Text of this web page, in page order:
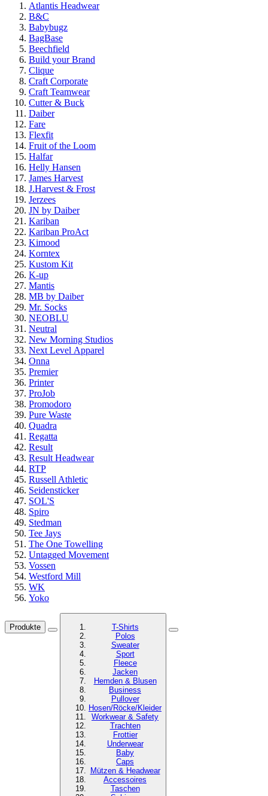
Atlantis Headwear
B&C
Babybugz
BagBase
Beechfield
Build your Brand
Clique
Craft Corporate
Craft Teamwear
Cutter & Buck
Daiber
Fare
Flexfit
Fruit of the Loom
Halfar
Helly Hansen
James Harvest
J.Harvest & Frost
Jerzees
JN by Daiber
Kariban
Kariban ProAct
Kimood
Korntex
Kustom Kit
K-up
Mantis
MB by Daiber
Mr. Socks
NEOBLU
Neutral
New Morning Studios
Next Level Apparel
Onna
Premier
Printer
ProJob
Promodoro
Pure Waste
Quadra
Regatta
Result
Result Headwear
RTP
Russell Athletic
Seidensticker
SOL'S
Spiro
Stedman
Tee Jays
The One Towelling
Untagged Movement
Vossen
Westford Mill
WK
Yoko
Produkte
T-Shirts
Polos
Sweater
Sport
Fleece
Jacken
Hemden & Blusen
Business
Pullover
Hosen/Röcke/Kleider
Workwear & Safety
Trachten
Frottier
Underwear
Baby
Caps
Mützen & Headwear
Accessoires
Taschen